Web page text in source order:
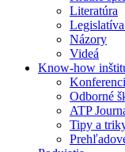
Literatúra
Názory
Videá
Know-how
Odborné
ATP
Tipy a